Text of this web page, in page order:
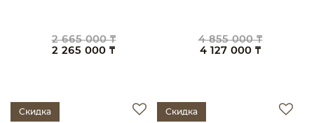
2 665 000 ₸
2 265 000 ₸
4 855 000 ₸
4 127 000 ₸
Скидка Скидка